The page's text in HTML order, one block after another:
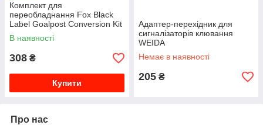
Комплект для
переобладнання Fox Black
Label Goalpost Conversion Kit
В наявності
308 ₴
Купити
Адаптер-перехідник для
сигналізаторів клювання
WEIDA
Немає в наявності
205 ₴
Про нас